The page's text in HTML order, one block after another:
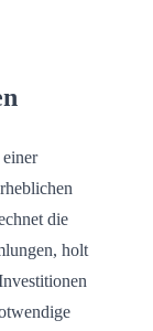
die
holt